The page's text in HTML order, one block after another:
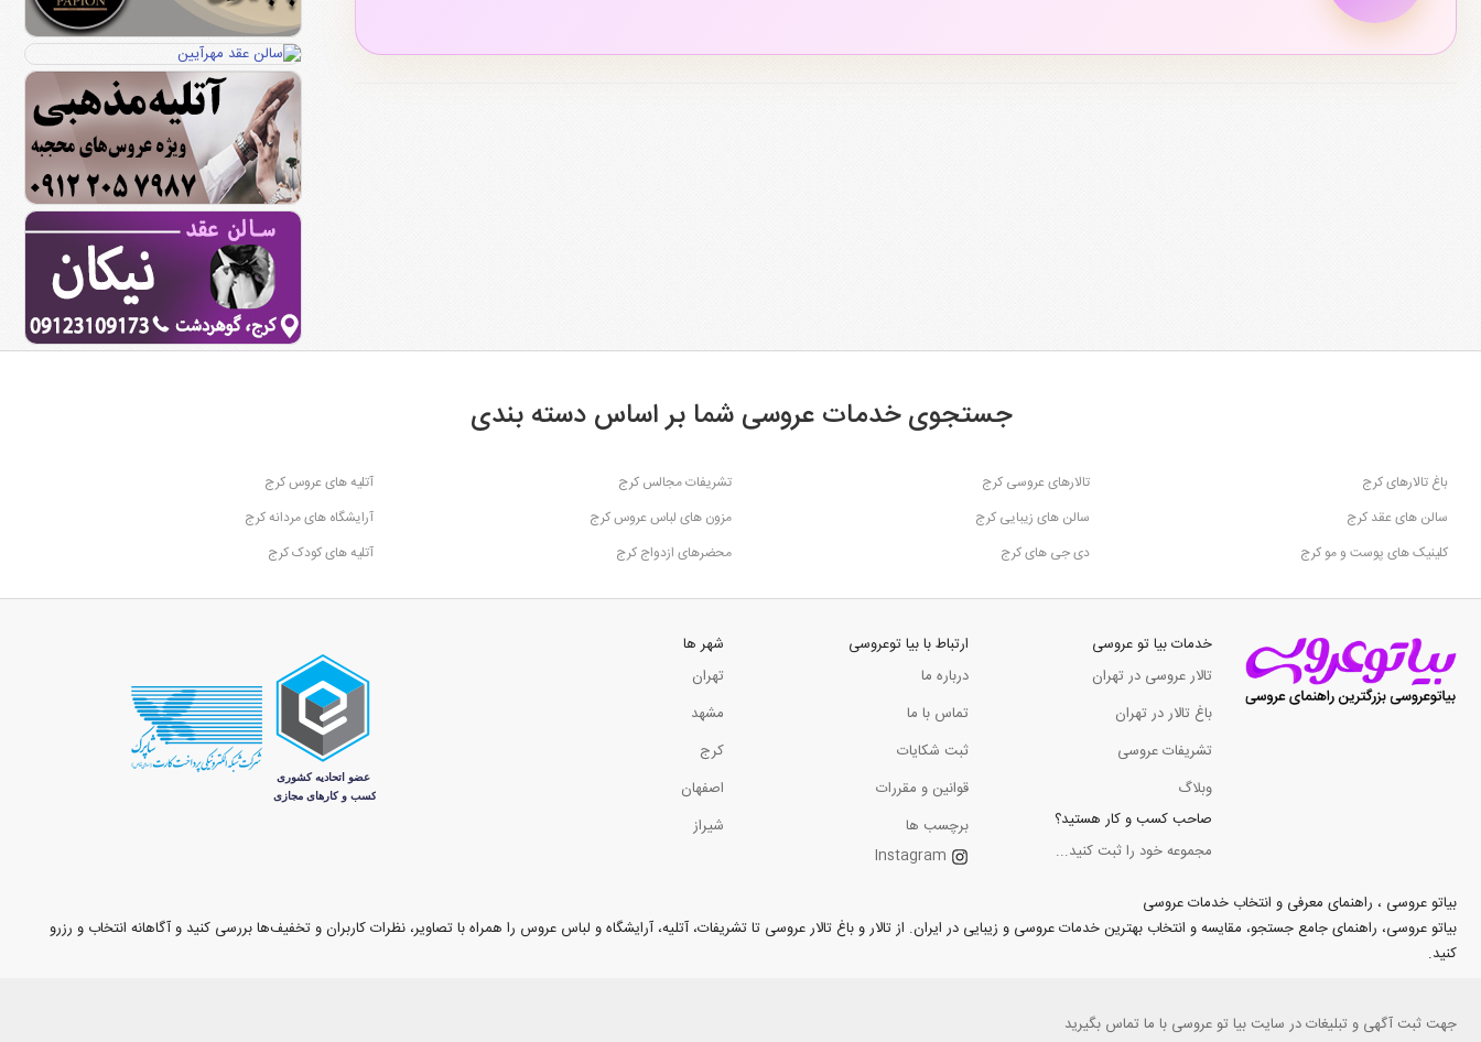
جستجوی خدمات عروسی شما بر اساس دسته بندی
باغ تالارهای کرج تالارهای عروسی کرج تشریفات مجالس کرج
آتلیه های عروس کرج
سالن های عقد کرج
سالن های زیبایی کرج مزون های لباس عروس کرج
آرایشگاه های مردانه کرج
کلینیک های پوست و مو کرج
دی جی های کرج محضرهای ازدواج کرج آتلیه های کودک کرج
خدمات بیا تو عروسی
تالار عروسی در تهران
باغ تالار در تهران
تشریفات عروسی
وبلاگ
صاحب کسب و کار هستید؟
مجموعه خود را ثبت کنید...
ارتباط با بیا توعروسی
درباره ما
تماس با ما
ثبت شکایات
قوانین و مقررات
برچسب ها
Instagram
شهر ها
تهران
مشهد
کرج
اصفهان
شیراز
بیاتو عروسی ، راهنمای معرفی و انتخاب خدمات عروسی
بیاتو عروسی، راهنمای جامع جستجو، مقایسه و انتخاب بهترین خدمات عروسی و زیبایی در ایران. از تالار و باغ تالار عروسی تا تشریفات، آتلیه، آرایشگاه و لباس عروس را همراه با تصاویر، نظرات کاربران و تخفیف‌ها بررسی کنید و آگاهانه انتخاب و رزرو
کنید.
جهت ثبت آگهی و تبلیغاتدر سایت بیا تو عروسی با ما تماس بگیرید